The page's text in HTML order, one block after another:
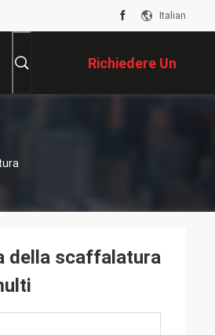
Italian
Richiedere Un
Preventivo
della scaffalatura